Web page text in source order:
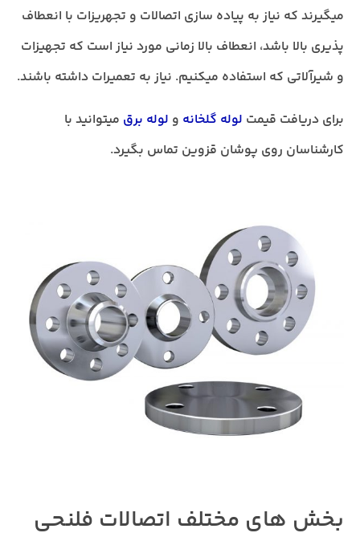
میگیرند که نیاز به پیاده سازی اتصالات و تجهریزات با انعطاف
پذیری بالا باشد، انعطاف بالا زمانی مورد نیاز است که تجهیزات
و شیرآلاتی که استفاده میکنیم. نیاز به تعمیرات داشته باشند.
برای دریافت قیمت لوله گلخانه و لوله برق میتوانید با
کارشناسان روی پوشان قزوین تماس بگیرد.
بخش های مختلف اتصالات فلنحی